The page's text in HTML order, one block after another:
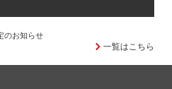
のお知らせ
一覧はこちら